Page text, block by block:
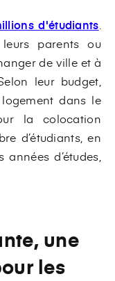
d'étudiants
parents ou
de ville et à
leur budget,
dans le
la colocation
d’étudiants, en
d’études,
une
les